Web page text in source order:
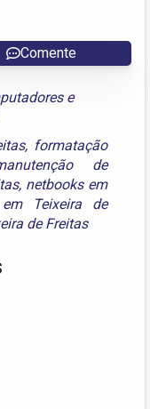
Comente
e
, formatação
de
, netbooks em
Teixeira de
de Freitas